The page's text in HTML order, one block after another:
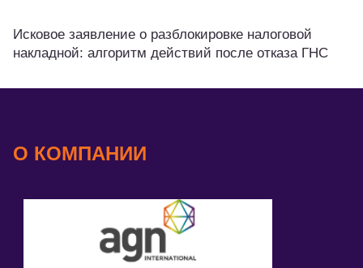
Исковое заявление о разблокировке налоговой
накладной: алгоритм действий после отказа ГНС
О КОМПАНИИ